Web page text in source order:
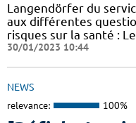
Langendörfer du
aux différentes
risques sur la santé :
30/01/2023 10:44
NEWS
relevance: 100%